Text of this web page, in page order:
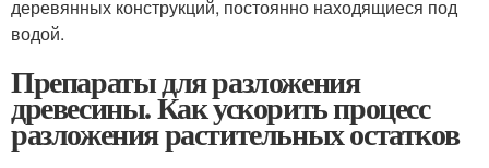
деревянных конструкций, постоянно находящиеся под
водой.
Препараты для разложения
древесины. Как ускорить процесс
разложения растительных остатков